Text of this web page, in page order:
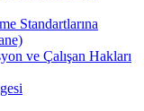
Standartlarına
ve Çalışan Hakları